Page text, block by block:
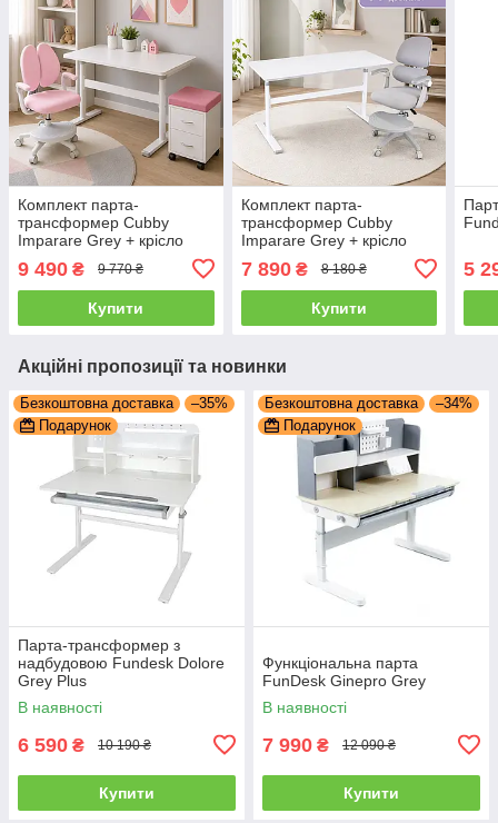
Комплект парта-
трансформер Cubby
Imparare Grey + крісло
тумба FunDesk SS15W
Pink
9 490 ₴ 9 770 ₴
Купити
Комплект парта-
трансформер Cubby
Imparare Grey + крісло
7 890₴ 8 180 ₴
Купити
5
Акційні пропозиції та новинки
Безкоштовна доставка
–35%
Подарунок
Парта-трансформер з
надбудовою Fundesk Dolore
Grey Plus
В наявності
6 590 ₴ 10 190 ₴
Купити
Безкоштовна доставка
–34%
Подарунок
Функціональна парта
FunDesk Ginepro Grey
В наявності
7 990 ₴ 12 090 ₴
Купити